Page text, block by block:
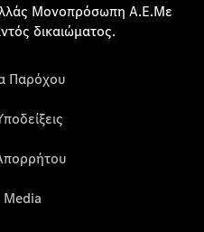
Μονοπρόσωπη Α.Ε.Με
δικαιώματος.
Παρόχου
Media